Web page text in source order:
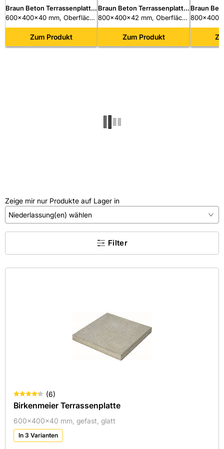
Braun Beton Terrassenplatte
Clean Stone
600x400x40 mm, Oberfläche
R10, Nr. 204
Zum Produkt
Braun Beton Terrassenplatte
Creativ Line
800x400x42 mm, Oberfläche
R10, Premium imprägniert
Zum Produkt
Braun
Creativ
R10,
Zeige mir nur Produkte auf Lager in
Niederlassung(en) wählen
×
Kein Treffer gefunden.
Filter
(6)
Birkenmeier Terrassenplatte
600x400x40 mm, gefast, glatt
In 3 Varianten